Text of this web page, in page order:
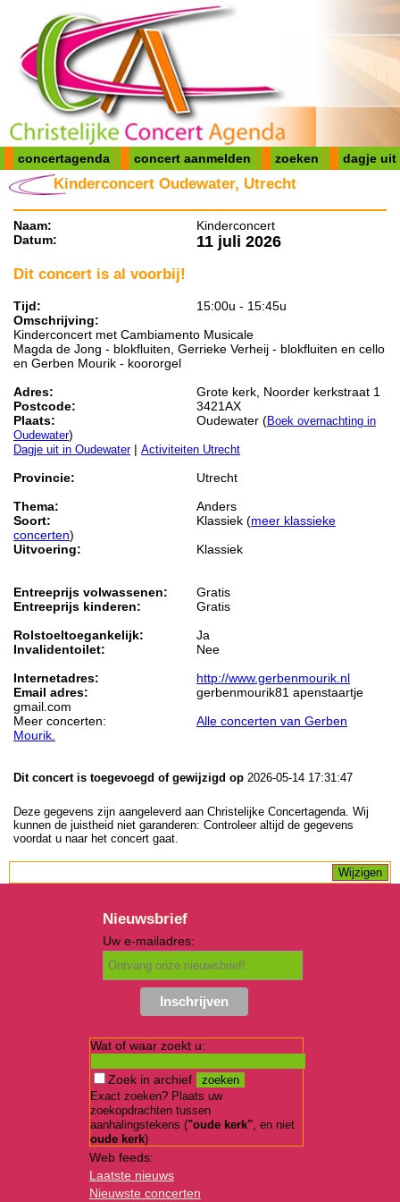
concertagenda concert aanmelden zoeken dagje uit
Kinderconcert Oudewater, Utrecht
Naam:
Kinderconcert
Datum:
11 juli 2026
Dit concert is al voorbij!
Tijd:
15:00u - 15:45u
Omschrijving:
Kinderconcert met Cambiamento Musicale
Magda de Jong - blokfluiten, Gerrieke Verheij - blokfluiten en cello
en Gerben Mourik - koororgel
Adres:
Grote kerk, Noorder kerkstraat 1
Postcode:
3421AX
Plaats:
Oudewater (Boek overnachting in
Oudewater)
Dagje uit in Oudewater| Activiteiten Utrecht
Provincie:
Utrecht
Thema:
Anders
Soort:
Klassiek (meer klassieke
concerten)
Uitvoering:
Klassiek
Entreeprijs volwassenen:
Gratis
Entreeprijs kinderen:
Gratis
Rolstoeltoegankelijk:
Ja
Invalidentoilet:
Nee
Internetadres:
http://www.gerbenmourik.nl
Email adres:
gerbenmourik81 apenstaartje
gmail.com
Meer concerten:
Alle concerten van Gerben
Mourik.
Dit concert is toegevoegd of gewijzigd op 2026-05-14 17:31:47
Deze gegevens zijn aangeleverd aan Christelijke Concertagenda. Wij
kunnen de juistheid niet garanderen: Controleer altijd de gegevens
voordat u naar het concert gaat.
Nieuwsbrief
Uw e-mailadres:
Wat of waar zoekt u:
Zoek in archief
Exact zoeken? Plaats uw
zoekopdrachten tussen
aanhalingstekens ("oude kerk", en niet
oude kerk)
Web feeds:
Laatste nieuws
Nieuwste concerten